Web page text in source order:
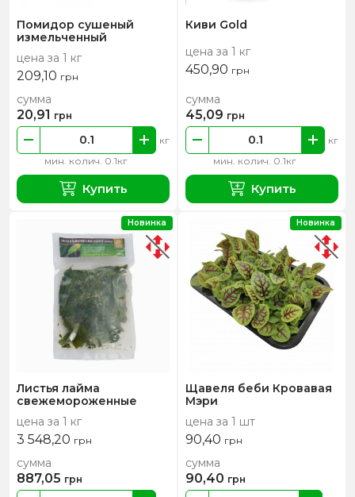
Помидор сушеный
измельченный
цена за 1 кг
209,10 грн
мин. колич. 0.1кг
кг
сумма
20,91 грн
Купить
Киви Gold
цена за 1 кг
450,90 грн
мин. колич. 0.1кг
кг
сумма
45,09 грн
Купить
Листья лайма
свежемороженные
цена за 1 кг
3 548,20 грн
сумма
887,05 грн
Новинка
Щавеля беби Кровавая
Мэри
цена за 1 шт
90,40 грн
сумма
90,40 грн
Новинка